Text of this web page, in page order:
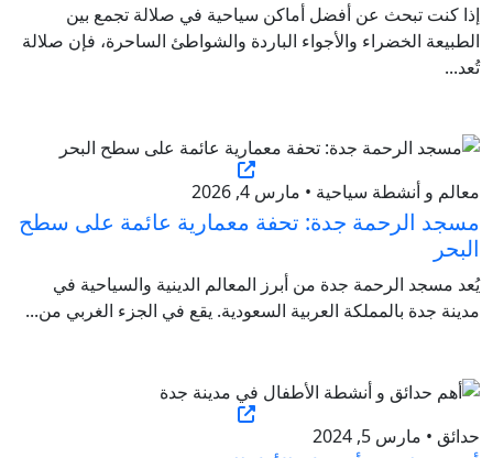
إذا كنت تبحث عن أفضل أماكن سياحية في صلالة تجمع بين
الطبيعة الخضراء والأجواء الباردة والشواطئ الساحرة، فإن صلالة
تُعد...
معالم و أنشطة سياحية • مارس 4, 2026
مسجد الرحمة جدة: تحفة معمارية عائمة على سطح
البحر
يُعد مسجد الرحمة جدة من أبرز المعالم الدينية والسياحية في
مدينة جدة بالمملكة العربية السعودية. يقع في الجزء الغربي من...
حدائق • مارس 5, 2024